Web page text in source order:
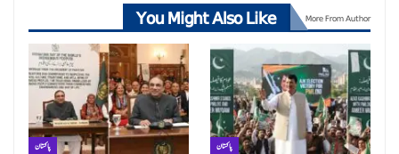
You Might Also Like More From Author
پاکستان پاکستان